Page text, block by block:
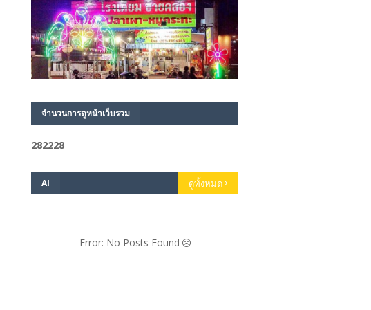
จำนวนการดูหน้าเว็บรวม
282228
AI ดูทั้งหมด
Error: No Posts Found